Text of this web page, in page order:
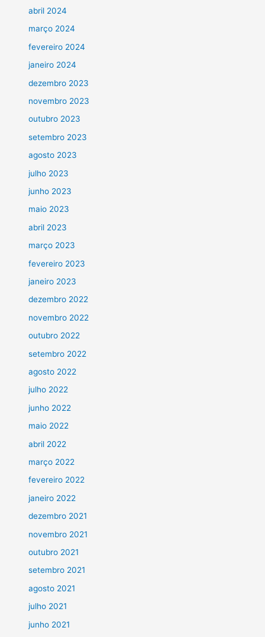
abril 2024
março 2024
fevereiro 2024
janeiro 2024
dezembro 2023
novembro 2023
outubro 2023
setembro 2023
agosto 2023
julho 2023
junho 2023
maio 2023
abril 2023
março 2023
fevereiro 2023
janeiro 2023
dezembro 2022
novembro 2022
outubro 2022
setembro 2022
agosto 2022
julho 2022
junho 2022
maio 2022
abril 2022
março 2022
fevereiro 2022
janeiro 2022
dezembro 2021
novembro 2021
outubro 2021
setembro 2021
agosto 2021
julho 2021
junho 2021